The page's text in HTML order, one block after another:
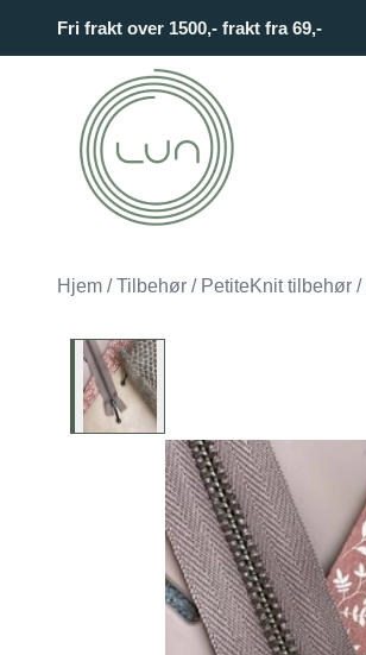
Fri frakt over 1500,- frakt fra 69,-
Hjem / Tilbehør / PetiteKnit tilbehør /